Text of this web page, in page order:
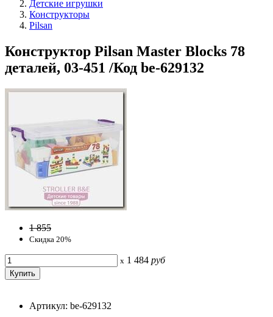
Детские игрушки
Конструкторы
Pilsan
Конструктор Pilsan Master Blocks 78
деталей, 03-451 /Код be-629132
1 855
Скидка 20%
x 1 484 руб
Артикул: be-629132